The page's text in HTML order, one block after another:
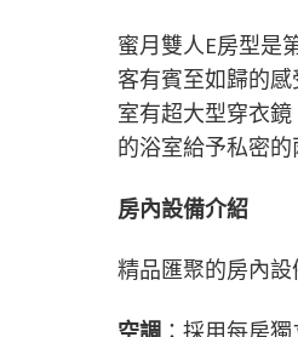
蜜月雙人E房型是
客有賓至如歸的
室有超大型穿衣
的浴室給予私密
房內設備介紹
精品匯聚的房內
空調 ：採用每房